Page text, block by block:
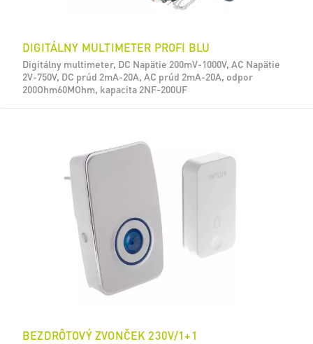
DIGITÁLNY MULTIMETER PROFI BLU
Digitálny multimeter, DC Napätie 200mV-1000V, AC Napätie
2V-750V, DC prúd 2mA-20A, AC prúd 2mA-20A, odpor
200Ohm60MOhm, kapacita 2NF-200UF
BEZDRÔTOVÝ ZVONČEK 230V/1+1